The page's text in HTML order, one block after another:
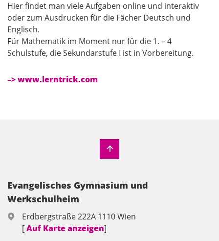
Hier findet man viele Aufgaben online und interaktiv
oder zum Ausdrucken für die Fächer Deutsch und
Englisch.
Für Mathematik im Moment nur für die 1. – 4
Schulstufe, die Sekundarstufe I ist in Vorbereitung.
–> www.lerntrick.com
Evangelisches Gymnasium und
Werkschulheim
Erdbergstraße 222A 1110 Wien
[Auf Karte anzeigen]